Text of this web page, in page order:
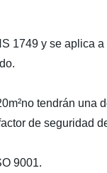
1749 y se aplica
tendrán
de seguridad
9001.